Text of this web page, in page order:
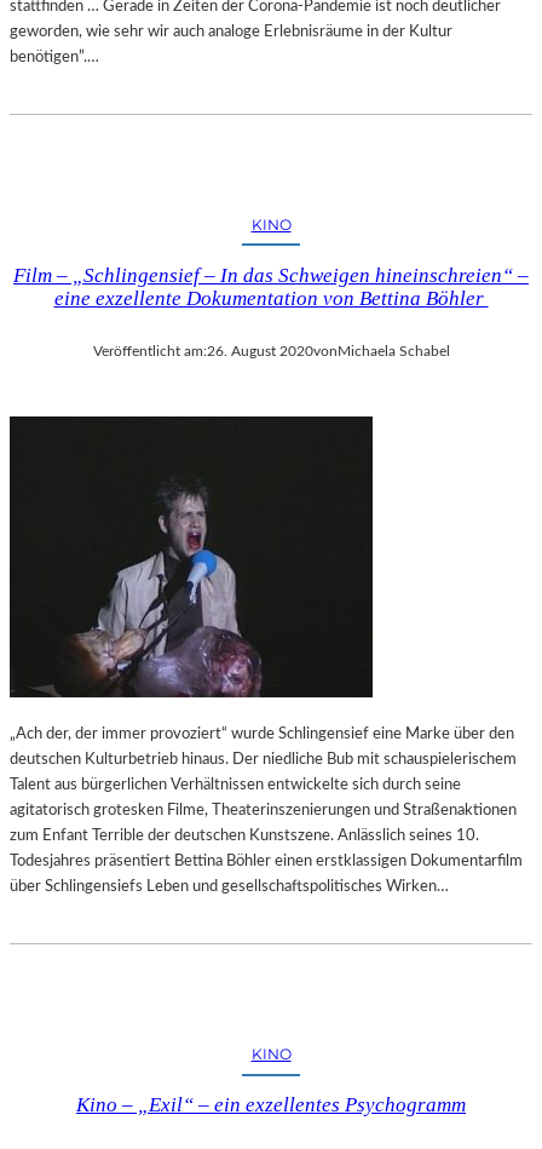
stattfinden … Gerade in Zeiten der Corona-Pandemie ist noch deutlicher
geworden, wie sehr wir auch analoge Erlebnisräume in der Kultur
benötigen”.…
KINO
Film – „Schlingensief – In das Schweigen hineinschreien“ –
eine exzellente Dokumentation von Bettina Böhler
Veröffentlicht am:26. August 2020vonMichaela Schabel
„Ach der, der immer provoziert“ wurde Schlingensief eine Marke über den
deutschen Kulturbetrieb hinaus. Der niedliche Bub mit schauspielerischem
Talent aus bürgerlichen Verhältnissen entwickelte sich durch seine
agitatorisch grotesken Filme, Theaterinszenierungen und Straßenaktionen
zum Enfant Terrible der deutschen Kunstszene. Anlässlich seines 10.
Todesjahres präsentiert Bettina Böhler einen erstklassigen Dokumentarfilm
über Schlingensiefs Leben und gesellschaftspolitisches Wirken…
KINO
Kino – „Exil“ – ein exzellentes Psychogramm